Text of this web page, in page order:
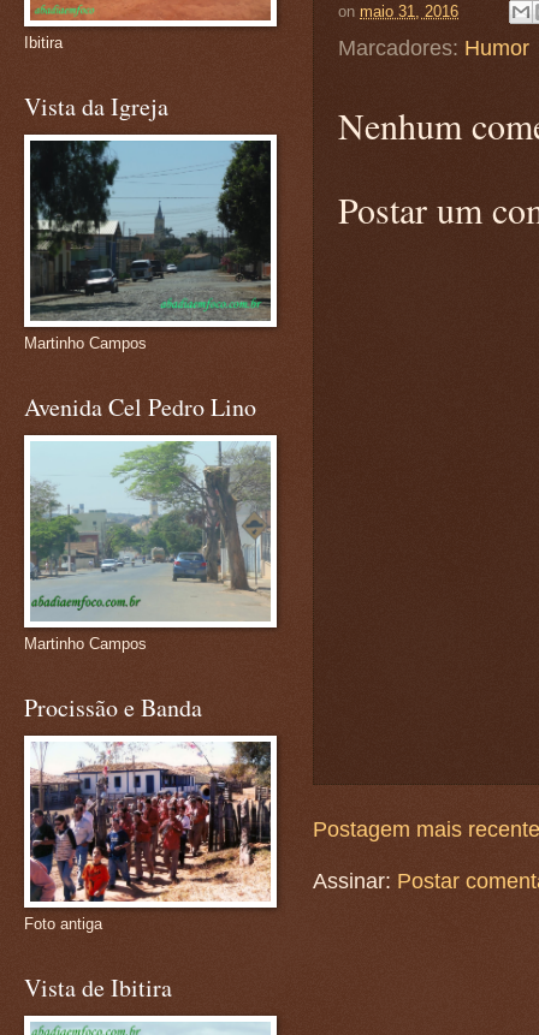
on maio 31, 2016
Marcadores: Humor
Nenhum
Postar um
Postagem mais recente
Assinar: Postar
Ibitira
Vista da Igreja
Martinho Campos
Avenida Cel Pedro Lino
Martinho Campos
Procissão e Banda
Foto antiga
Vista de Ibitira